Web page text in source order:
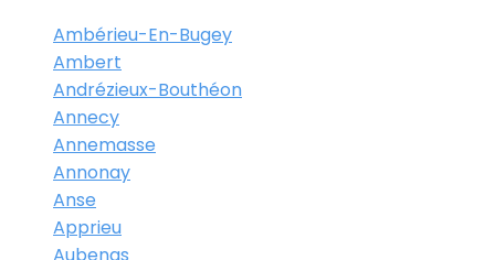
Ambérieu-En-Bugey
Ambert
Andrézieux-Bouthéon
Annecy
Annemasse
Annonay
Anse
Apprieu
Aubenas